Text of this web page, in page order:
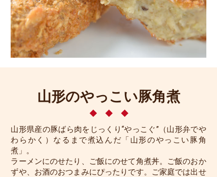
山形のやっこい豚角煮
山形県産の豚ばら肉をじっくり“やっこぐ”（山形弁でや
わらかく）なるまで煮込んだ「山形のやっこい豚角
煮」。
ラーメンにのせたり、ご飯にのせて角煮丼。ご飯のおか
ずや、お酒のおつまみにぴったりです。ご家庭では出せ